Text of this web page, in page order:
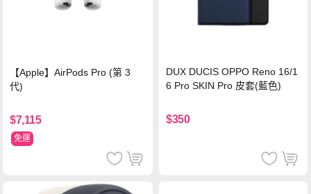
【Apple】AirPods Pro (第 3
代)
$7,115
免運
DUX DUCIS OPPO Reno 16/1
6 Pro SKIN Pro 皮套(藍色)
$350